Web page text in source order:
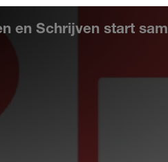
en Schrijven start